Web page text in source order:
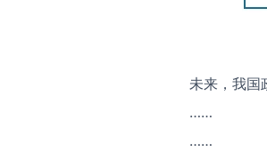
未来，我国
……
……